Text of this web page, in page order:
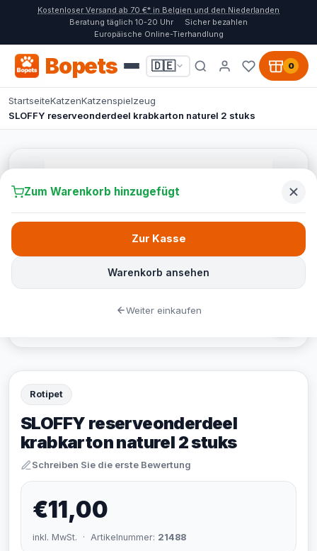
Kostenloser Versand ab 70 €* in Belgien und den Niederlanden
Beratung täglich 10-20 Uhr
Sicher bezahlen
Europäische Online-Tierhandlung
Bopets 🇩🇪 0
StartseiteKatzenKatzenspielzeug
SLOFFY reserveonderdeel krabkarton naturel 2 stuks
Rotipet
SLOFFY reserveonderdeel
krabkarton naturel 2 stuks
Schreiben Sie die erste Bewertung
€11,00
inkl. MwSt. · Artikelnummer: 21488
Zum Warenkorb hinzugefügt
Warenkorb ansehen
Zur Kasse
Weiter einkaufen